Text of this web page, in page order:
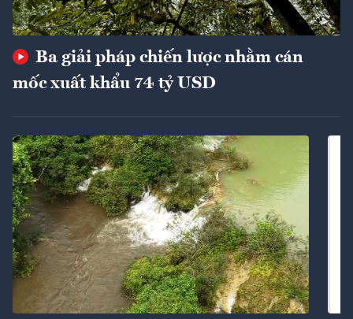
Ba giải pháp chiến lược nhằm cán
mốc xuất khẩu 74 tỷ USD